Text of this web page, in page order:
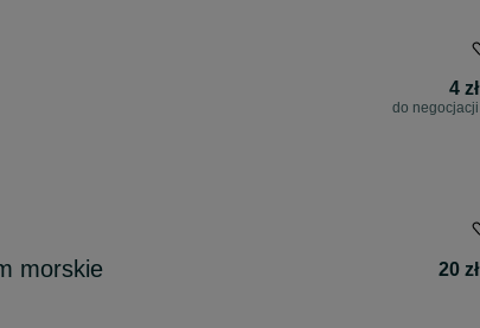
4 zł
do negocjacji
morskie 20 zł